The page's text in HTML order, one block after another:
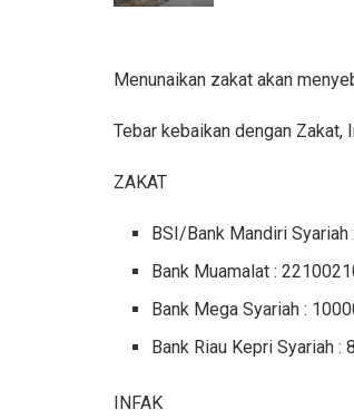
Menunaikan zakat akan
Tebar kebaikan dengan
ZAKAT
BSI/Bank Mandiri
Bank Muamalat :
Bank Mega Syariah :
Bank Riau Kepri Syariah :
INFAK